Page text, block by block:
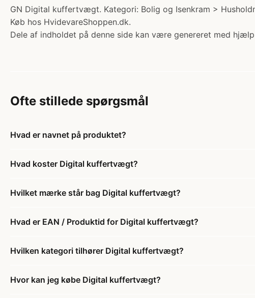
GN Digital kuffertvægt. Kategori: Bolig og Isenkram >
Køb hos HvidevareShoppen.dk.
Dele af indholdet på denne side kan være genereret med
Ofte stillede spørgsmål
Hvad er navnet på produktet?
Hvad koster Digital kuffertvægt?
Hvilket mærke står bag Digital kuffertvægt?
Hvad er EAN / Produktid for Digital kuffertvægt?
Hvilken kategori tilhører Digital kuffertvægt?
Hvor kan jeg købe Digital kuffertvægt?